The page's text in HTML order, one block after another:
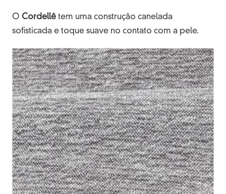
O Cordellê tem uma construção canelada
sofisticada e toque suave no contato com a pele.